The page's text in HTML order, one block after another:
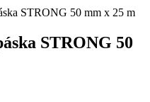
STRONG 50 mm x 25 m
STRONG 50